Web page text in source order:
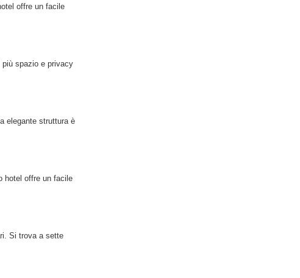
offre un facile
più spazio e privacy
elegante struttura è
hotel offre un facile
Si trova a sette